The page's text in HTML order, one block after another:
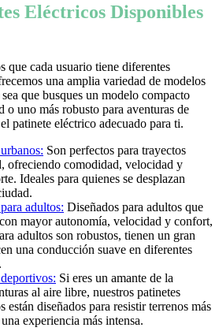
Eléctricos Disponibles
que cada usuario tiene diferentes
una amplia variedad de modelos
que busques un modelo compacto
o uno más robusto para aventuras de
patinete eléctrico adecuado para ti.
Son perfectos para trayectos
ofreciendo comodidad, velocidad y
Ideales para quienes se desplazan
adultos: Diseñados para adultos que
mayor autonomía, velocidad y confort,
adultos son robustos, tienen un gran
una conducción suave en diferentes
Si eres un amante de la
al aire libre, nuestros patinetes
están diseñados para resistir terrenos más
experiencia más intensa.